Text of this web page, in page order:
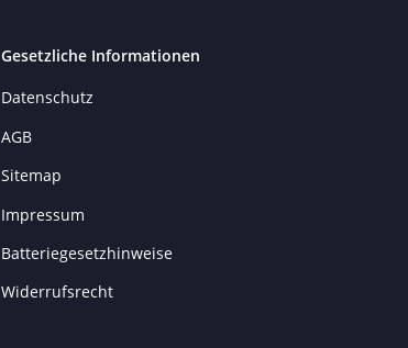
Gesetzliche Informationen
Datenschutz
AGB
Sitemap
Impressum
Batteriegesetzhinweise
Widerrufsrecht